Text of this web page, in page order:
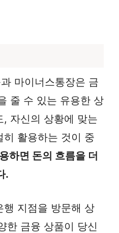
마이너스통장은 금
줄 수 있는 유용한 상
, 자신의 상황에 맞는
히 활용하는 것이 중
하면 돈의 흐름을 더
.
행 지점을 방문해 상
한 금융 상품이 당신